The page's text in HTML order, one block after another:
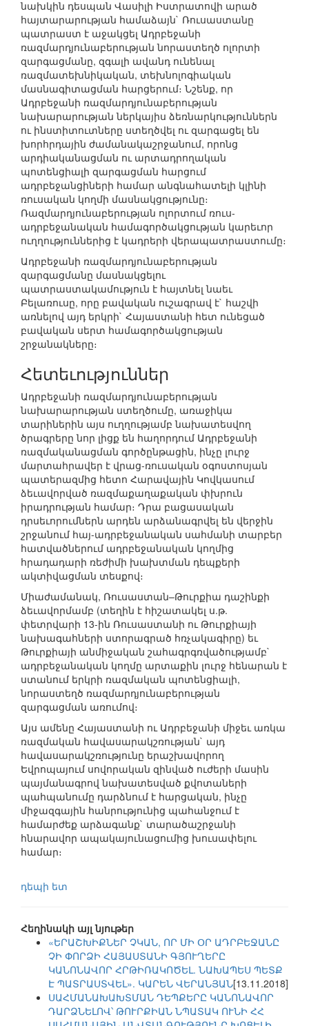
նախկին դեսպան Վասիլի Իստրատովի արած
հայտարարության համաձայն` Ռուսաստանը
պատրաստ է աջակցել Ադրբեջանի
ռազմարդյունաբերության նորաստեղծ ոլորտի
զարգացմանը, զգալի ավանդ ունենալ
ռազմատեխնիկական, տեխնոլոգիական
մասնագիտացման հարցերում։ Նշենք, որ
Ադրբեջանի ռազմարդյունաբերության
նախարարության ներկայիս ձեռնարկություններն
ու ինստիտուտները ստեղծվել ու զարգացել են
խորհրդային ժամանակաշրջանում, որոնց
արդիականացման ու արտադրողական
պոտենցիալի զարգացման հարցում
ադրբեջանցիների համար անգնահատելի կլինի
ռուսական կողմի մասնակցությունը։
Ռազմարդյունաբերության ոլորտում ռուս-
ադրբեջանական համագործակցության կարեւոր
ուղղություններից է կադրերի վերապատրաստումը։
Ադրբեջանի ռազմարդյունաբերության
զարգացմանը մասնակցելու
պատրաստակամություն է հայտնել նաեւ
Բելառուսը, որը բավական ուշագրավ է` հաշվի
առնելով այդ երկրի` Հայաստանի հետ ունեցած
բավական սերտ համագործակցության
շրջանակները։
Հետեւություններ
Ադրբեջանի ռազմարդյունաբերության
նախարարության ստեղծումը, առաջիկա
տարիներին այս ուղղությամբ նախատեսվող
ծրագրերը նոր լիցք են հաղորդում Ադրբեջանի
ռազմականացման գործընթացին, ինչը լուրջ
մարտահրավեր է վրաց-ռուսական օգոստոսյան
պատերազմից հետո Հարավային Կովկասում
ձեւավորված ռազմաքաղաքական փխրուն
իրադրության համար։ Դրա բացասական
դրսեւորումներն արդեն արձանագրվել են վերջին
շրջանում հայ-ադրբեջանական սահմանի տարբեր
հատվածներում ադրբեջանական կողմից
հրադադարի ռեժիմի խախտման դեպքերի
ակտիվացման տեսքով։
Միաժամանակ, Ռուսաստան–Թուրքիա դաշինքի
ձեւավորմամբ (տեղին է հիշատակել ս.թ.
փետրվարի 13-ին Ռուսաստանի ու Թուրքիայի
նախագահների ստորագրած հռչակագիրը) եւ
Թուրքիայի անմիջական շահագրգռվածությամբ`
ադրբեջանական կողմը արտաքին լուրջ հենարան է
ստանում երկրի ռազմական պոտենցիալի,
նորաստեղծ ռազմարդյունաբերության
զարգացման առումով։
Այս ամենը Հայաստանի ու Ադրբեջանի միջեւ առկա
ռազմական հավասարակշռության` այդ
հավասարակշռությունը երաշխավորող
Եվրոպայում սովորական զինված ուժերի մասին
պայմանագրով նախատեսված քվոտաների
պահպանումը դարձնում է հարցական, ինչը
միջազգային հանրությունից պահանջում է
համարժեք արձագանք` տարածաշրջանի
հնարավոր ապակայունացումից խուսափելու
համար։
դեպի ետ
Հեղինակի այլ նյութեր
«ԵՐԱՇԽԻՔՆԵՐ ՉԿԱՆ, ՈՐ ՄԻ ՕՐ ԱԴՐԲԵՋԱՆԸ
ՉԻ ՓՈՐՁԻ ՀԱՅԱՍՏԱՆԻ ԳՅՈՒՂԵՐԸ
ԿԱՆՈՆԱՎՈՐ ՀՐԹԻՌԱԿՈԾԵԼ. ՆԱԽԱՊԵՍ ՊԵՏՔ
Է ՊԱՏՐԱՍՏՎԵԼ». ԿԱՐԵՆ ՎԵՐԱՆՅԱՆ[13.11.2018]
ՍԱՀՄԱՆԱԽԱԽՏՄԱՆ ԴԵՊՔԵՐԸ ԿԱՆՈՆԱՎՈՐ
ԴԱՐՁՆԵԼՈՎ՝ ԹՈՒՐՔԻԱՆ ՆՊԱՏԱԿ ՈՒՆԻ ՀՀ